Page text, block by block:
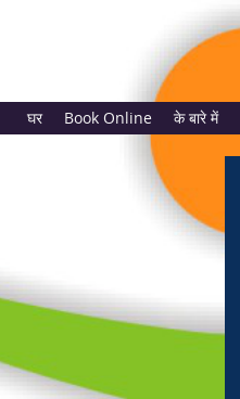
घर Book Online के बारे में